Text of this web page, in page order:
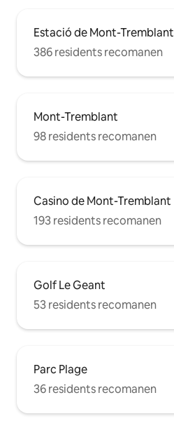
Estació de Mont-Tremblant
386 residents recomanen
Mont-Tremblant
98 residents recomanen
Casino de Mont-Tremblant
193 residents recomanen
Golf Le Geant
53 residents recomanen
Parc Plage
36 residents recomanen